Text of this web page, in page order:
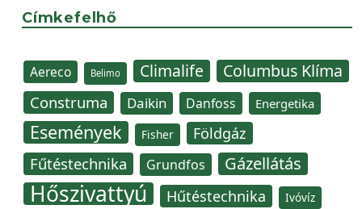
Címkefelhő
Aereco Belimo Climalife Columbus Klíma
Construma Daikin Danfoss Energetika
Események Fisher Földgáz
Fűtéstechnika Grundfos Gázellátás
Hőszivattyú Hűtéstechnika Ivóvíz